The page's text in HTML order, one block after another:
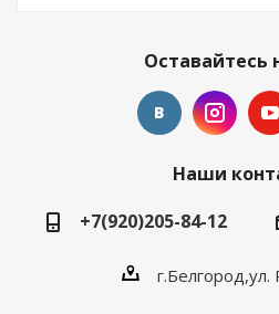
Оставайтесь
Наши
+7(920)205-84-12
г.Белгород,ул.